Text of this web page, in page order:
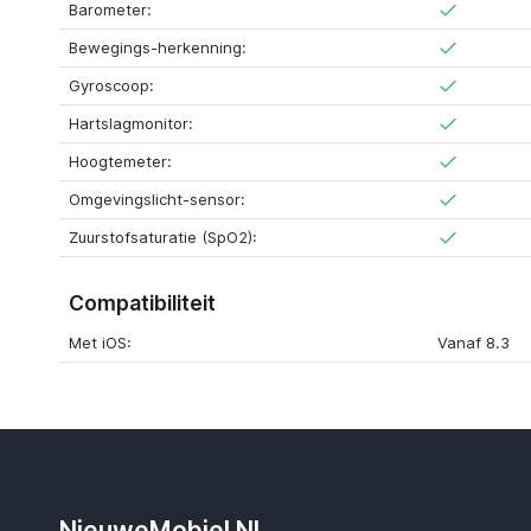
Barometer:
Bewegings-herkenning:
Gyroscoop:
Hartslagmonitor:
Hoogtemeter:
Omgevingslicht-sensor:
Zuurstofsaturatie (SpO2):
Compatibiliteit
Met iOS: Vanaf 8.3